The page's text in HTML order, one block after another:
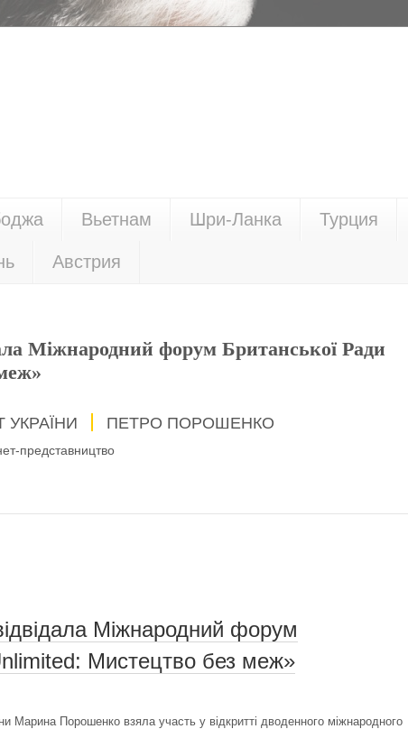
Вьетнам Шри-Ланка Турция
Австрия
Міжнародний форум Британської Ради
УКРАЇНИ ПЕТРО ПОРОШЕНКО
представництво
Міжнародний форум
Мистецтво без меж»
Марина Порошенко взяла участь у відкритті дводенного міжнародного